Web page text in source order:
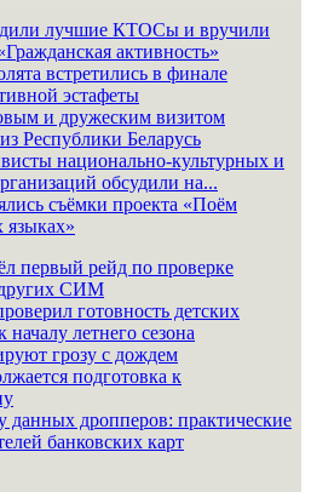
лучшие КТОСы и вручили
активность»
встретились в финале
эстафеты
и дружеским визитом
Республики Беларусь
национально-культурных и
обсудили на...
съёмки проекта «Поём
первый рейд по проверке
других СИМ
готовность детских
началу летнего сезона
грозу с дождем
подготовка к
данных дропперов: практические
банковских карт